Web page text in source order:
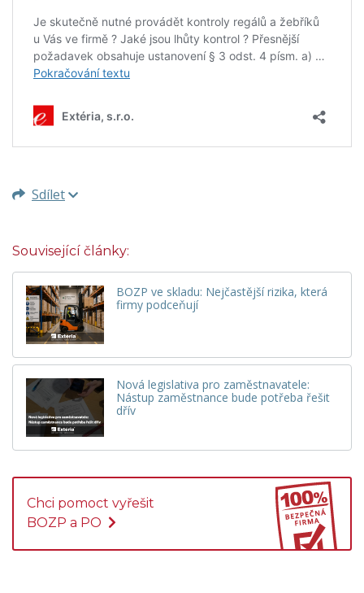
Sdílet
Související články:
BOZP ve skladu: Nejčastější rizika, která
firmy podceňují
Nová legislativa pro zaměstnavatele:
Nástup zaměstnance bude potřeba řešit
dřív
Chci pomoct vyřešit
BOZP a PO